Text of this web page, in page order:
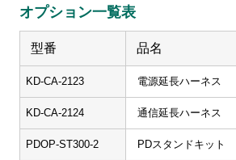
オプション一覧表
型番 品名
KD-CA-2123 電源延長ハーネス
KD-CA-2124 通信延長ハーネス
PDOP-ST300-2 PDスタンドキット